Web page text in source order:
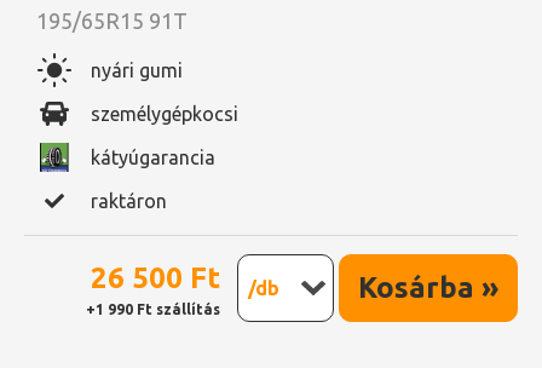
195/65R15 91T
nyári gumi
személygépkocsi
kátyúgarancia
raktáron
26 500 Ft
+1 990 Ft szállítás
/db Kosárba »